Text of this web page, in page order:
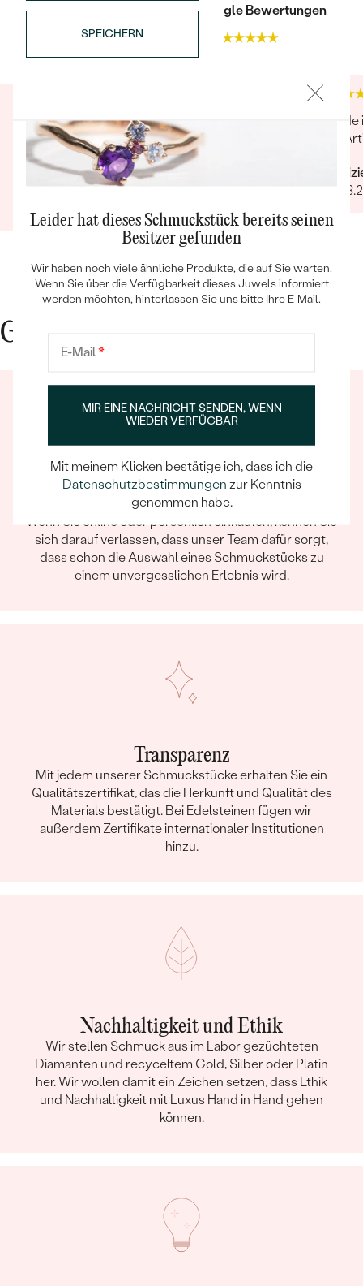
Bestseller
ANSEHEN
SPEICHERN
Trusted shop BewertungenGoogle Bewertungen
Super Qualität, schnelle kostenfreie und
sichere Lieferung. Kundenkontakt sehr
freundlich!
Verifizierter Kunde
06.03.2022
der
Gute Gründe für Eppi
Ein Eppi-sches Erlebnis
Wenn Sie online oder persönlich einkaufen, können Sie
sich darauf verlassen, dass unser Team dafür sorgt,
dass schon die Auswahl eines Schmuckstücks zu
einem unvergesslichen Erlebnis wird.
Transparenz
Mit jedem unserer Schmuckstücke erhalten Sie ein
Qualitätszertifikat, das die Herkunft und Qualität des
Materials bestätigt. Bei Edelsteinen fügen wir
außerdem Zertifikate internationaler Institutionen
hinzu.
Nachhaltigkeit und Ethik
Wir stellen Schmuck aus im Labor gezüchteten
Diamanten und recyceltem Gold, Silber oder Platin
her. Wir wollen damit ein Zeichen setzen, dass Ethik
und Nachhaltigkeit mit Luxus Hand in Hand gehen
können.
Leider hat dieses Schmuckstück bereits seinen
Besitzer gefunden
Wir haben noch viele ähnliche Produkte, die auf Sie warten.
Wenn Sie über die Verfügbarkeit dieses Juwels informiert
werden möchten, hinterlassen Sie uns bitte Ihre E-Mail.
E-Mail*
MIR EINE NACHRICHT SENDEN, WENN
WIEDER VERFÜGBAR
Mit meinem Klicken bestätige ich, dass ich die
Datenschutzbestimmungen zur Kenntnis
genommen habe.